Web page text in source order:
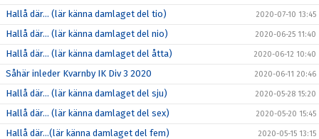
Hallå där… (lär känna damlaget del tio) 2020-07-10 13:45
Hallå där… (lär känna damlaget del nio) 2020-06-25 11:40
Hallå där… (lär känna damlaget del åtta) 2020-06-12 10:40
Såhär inleder Kvarnby IK Div 3 2020 2020-06-11 20:46
Hallå där… (lär känna damlaget del sju) 2020-05-28 15:20
Hallå där… (lär känna damlaget del sex) 2020-05-20 15:45
Hallå där…(lär känna damlaget del fem) 2020-05-15 13:15